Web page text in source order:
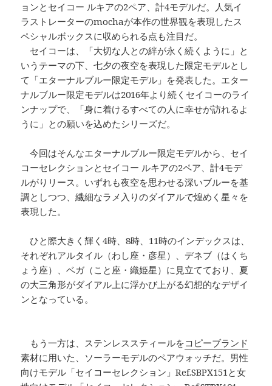
ョンとセイコー ルキアの2ペア、計4モデルだ。人気イ
ラストレーターのmochaが本作の世界観を表現したス
ペシャルボックスに収められる点も注目だ。
セイコーは、「大切な人との絆が永く続くように」と
いうテーマの下、七夕の夜空を表現した限定モデルとし
て「エターナルブルー限定モデル」を発表した。エター
ナルブルー限定モデルは2016年より続くセイコーのライ
ンナップで、「身に着けるすべての人に幸せが訪れるよ
うに」との願いを込めたシリーズだ。
今回はそんなエターナルブルー限定モデルから、セイ
コーセレクションとセイコー ルキアの2ペア、計4モデ
ルがりリース。いずれも夜空を思わせる深いブルーを基
調としつつ、繊細なラメ入りのダイアルで煌めく星々を
表現した。
ひと際大きく輝く4時、8時、11時のインデックスは、
それぞれアルタイル（わし座・彦星）、デネブ（はくち
ょう座）、ベガ（こと座・織姫星）に見立てており、夏
の大三角形がダイアル上に浮かび上がる幻想的なデザイ
ンとなっている。
もう一方は、ステンレススティールをコピーブランド
素材に用いた、ソーラーモデルのペアウォッチだ。男性
向けモデル「セイコーセレクション」Ref.SBPX151と女